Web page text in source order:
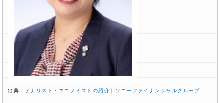
出典： アナリスト・エコノミストの紹介｜ソニーファイナンシャルグループ